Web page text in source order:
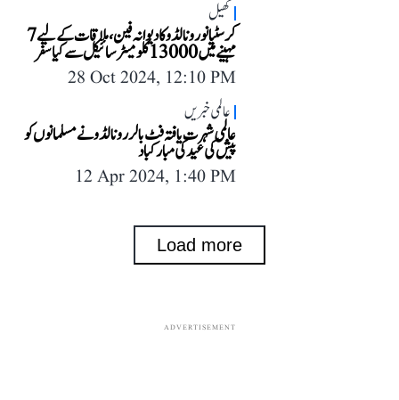
کھیل
کرسٹیانو رونالڈو کا دیوانہ فین، ملاقات کے لیے 7
مہینے میں 13000 کلومیٹر سائیکل سے کیا سفر
28 Oct 2024, 12:10 PM
عالمی خبریں
عالمی شہرت یافتہ فٹ بالر رونالڈو نے مسلمانوں کو
پیش کی عید کی مبارکباد
12 Apr 2024, 1:40 PM
Load more
ADVERTISEMENT